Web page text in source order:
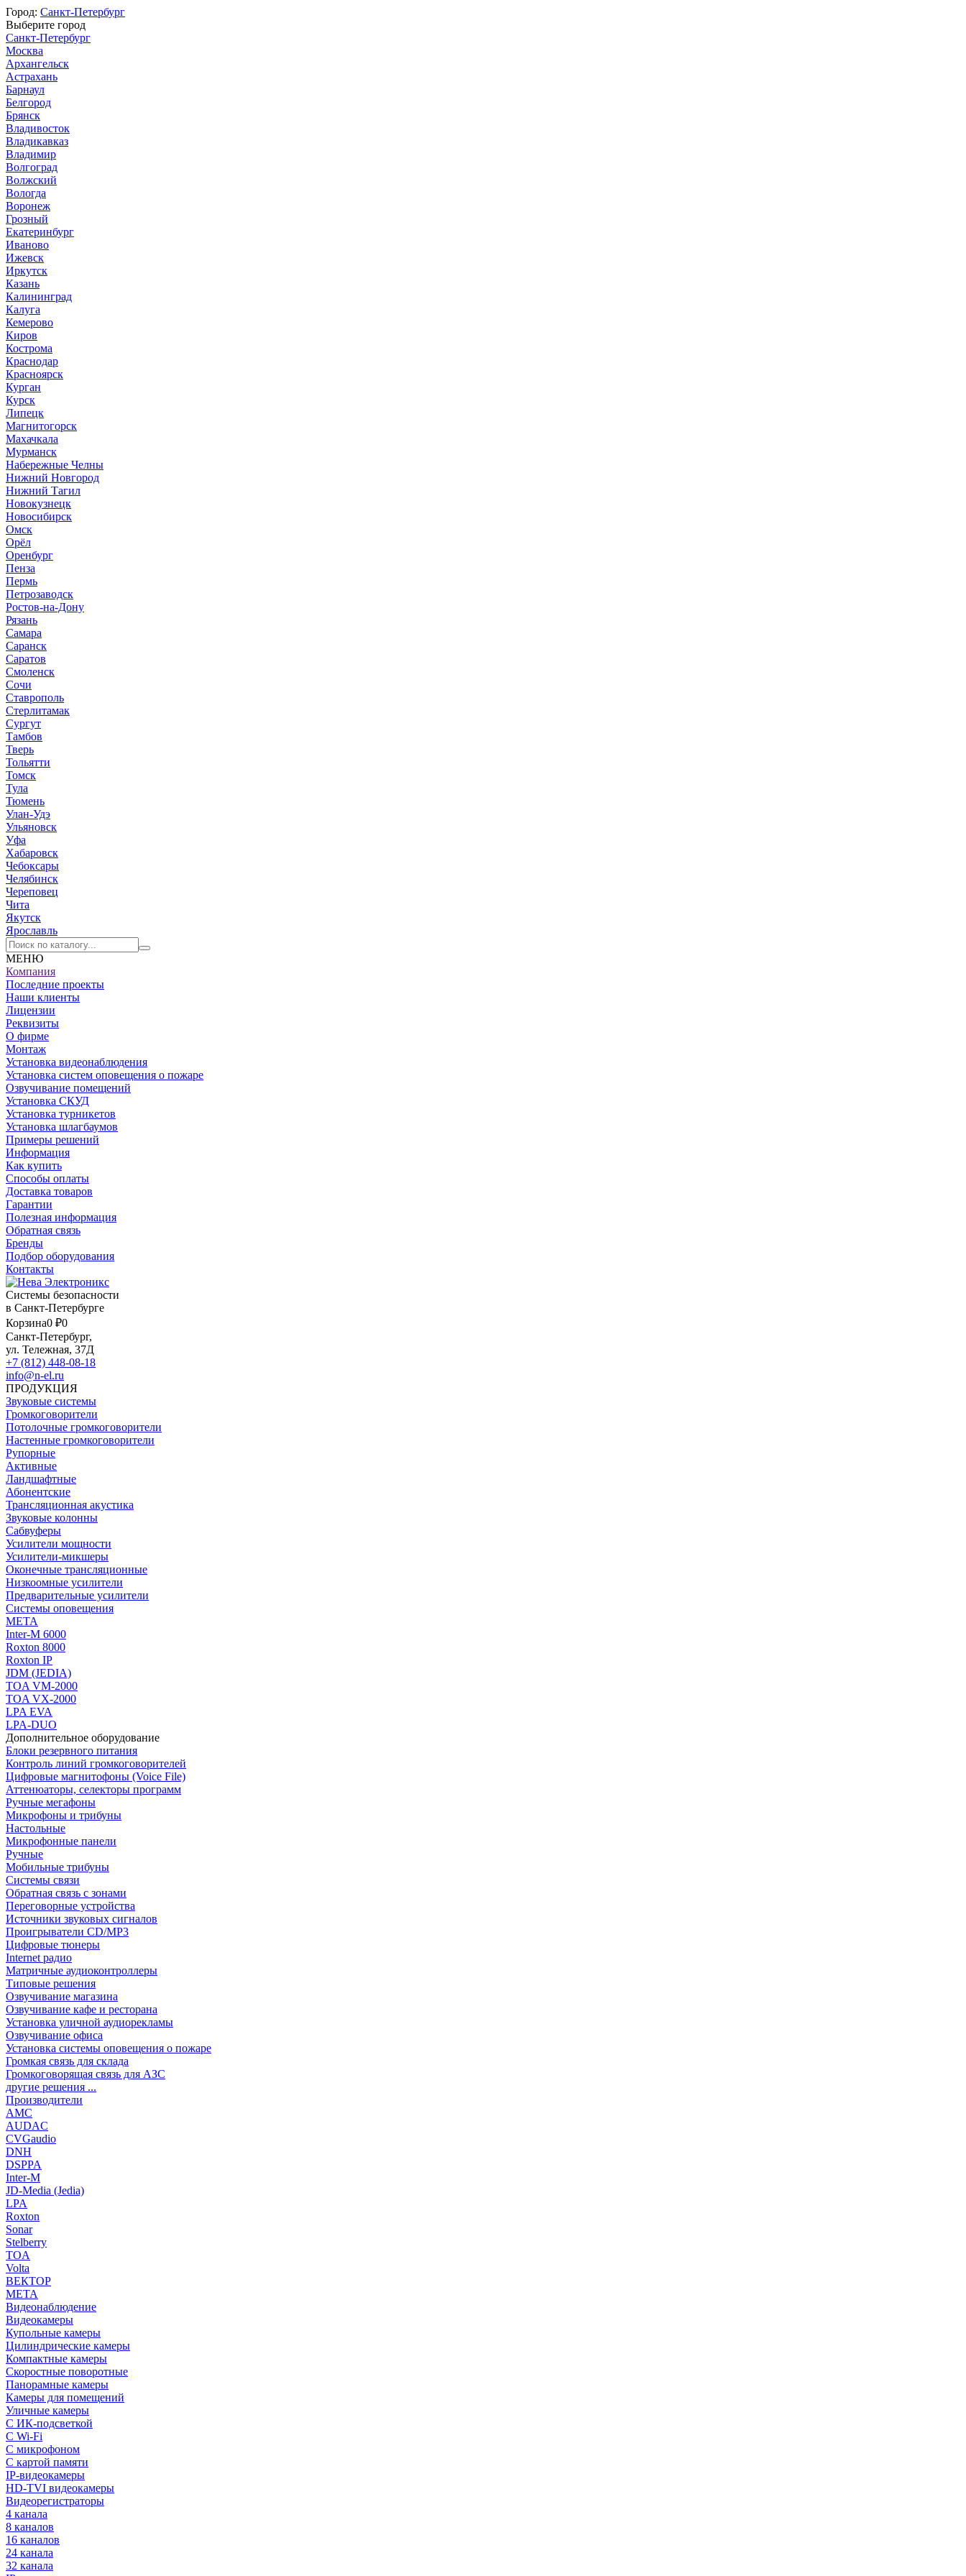
Город: Санкт-Петербург
Выберите город
Санкт-Петербург
Москва
Архангельск
Астрахань
Барнаул
Белгород
Брянск
Владивосток
Владикавказ
Владимир
Волгоград
Волжский
Вологда
Воронеж
Грозный
Екатеринбург
Иваново
Ижевск
Иркутск
Казань
Калининград
Калуга
Кемерово
Киров
Кострома
Краснодар
Красноярск
Курган
Курск
Липецк
Магнитогорск
Махачкала
Мурманск
Набережные Челны
Нижний Новгород
Нижний Тагил
Новокузнецк
Новосибирск
Омск
Орёл
Оренбург
Пенза
Пермь
Петрозаводск
Ростов-на-Дону
Рязань
Самара
Саранск
Саратов
Смоленск
Сочи
Ставрополь
Стерлитамак
Сургут
Тамбов
Тверь
Тольятти
Томск
Тула
Тюмень
Улан-Удэ
Ульяновск
Уфа
Хабаровск
Чебоксары
Челябинск
Череповец
Чита
Якутск
Ярославль
МЕНЮ
Компания
Последние проекты
Наши клиенты
Лицензии
Реквизиты
О фирме
Монтаж
Установка видеонаблюдения
Установка систем оповещения о пожаре
Озвучивание помещений
Установка СКУД
Установка турникетов
Установка шлагбаумов
Примеры решений
Информация
Как купить
Способы оплаты
Доставка товаров
Гарантии
Полезная информация
Обратная связь
Бренды
Подбор оборудования
Контакты
Системы безопасности
в Санкт-Петербурге
Корзина0 ₽0
Санкт-Петербург,
ул. Тележная, 37Д
+7 (812) 448-08-18
info@n-el.ru
ПРОДУКЦИЯ
Звуковые системы
Громкоговорители
Потолочные громкоговорители
Настенные громкоговорители
Рупорные
Активные
Ландшафтные
Абонентские
Трансляционная акустика
Звуковые колонны
Сабвуферы
Усилители мощности
Усилители-микшеры
Оконечные трансляционные
Низкоомные усилители
Предварительные усилители
Системы оповещения
МЕТА
Inter-M 6000
Roxton 8000
Roxton IP
JDM (JEDIA)
TOA VM-2000
TOA VX-2000
LPA EVA
LPA-DUO
Дополнительное оборудование
Блоки резервного питания
Контроль линий громкоговорителей
Цифровые магнитофоны (Voice File)
Аттенюаторы, селекторы программ
Ручные мегафоны
Микрофоны и трибуны
Настольные
Микрофонные панели
Ручные
Мобильные трибуны
Системы связи
Обратная связь с зонами
Переговорные устройства
Источники звуковых сигналов
Проигрыватели CD/MP3
Цифровые тюнеры
Internet радио
Матричные аудиоконтроллеры
Типовые решения
Озвучивание магазина
Озвучивание кафе и ресторана
Установка уличной аудиорекламы
Озвучивание офиса
Установка системы оповещения о пожаре
Громкая связь для склада
Громкоговорящая связь для АЗС
другие решения ...
Производители
AMC
AUDAC
CVGaudio
DNH
DSPPA
Inter-M
JD-Media (Jedia)
LPA
Roxton
Sonar
Stelberry
TOA
Volta
ВЕКТОР
МЕТА
Видеонаблюдение
Видеокамеры
Купольные камеры
Цилиндрические камеры
Компактные камеры
Скоростные поворотные
Панорамные камеры
Камеры для помещений
Уличные камеры
С ИК-подсветкой
С Wi-Fi
С микрофоном
С картой памяти
IP-видеокамеры
HD-TVI видеокамеры
Видеорегистраторы
4 канала
8 каналов
16 каналов
24 канала
32 канала